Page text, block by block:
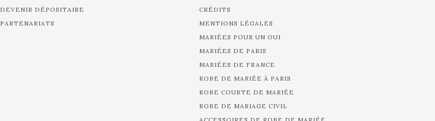
DEVENIR DÉPOSITAIRE
PARTENARIATS
CRÉDITS
MENTIONS LÉGALES
MARIÉES POUR UN OUI
MARIÉES DE PARIS
MARIÉES DE FRANCE
ROBE DE MARIÉE À PARIS
ROBE COURTE DE MARIÉE
ROBE DE MARIAGE CIVIL